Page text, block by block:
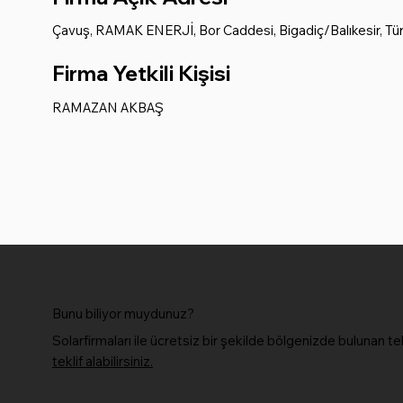
Çavuş, RAMAK ENERJİ, Bor Caddesi, Bigadiç/Balıkesir,
Firma Yetkili Kişisi
RAMAZAN AKBAŞ
Bunu biliyor muydunuz?
Solarfirmaları ile ücretsiz bir şekilde bölgenizde bulunan
teklif alabilirsiniz.